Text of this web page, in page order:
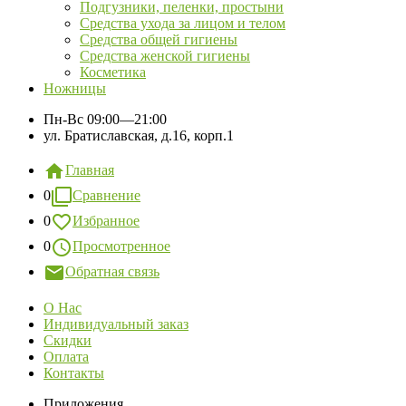
Подгузники, пеленки, простыни
Средства ухода за лицом и телом
Средства общей гигиены
Средства женской гигиены
Косметика
Ножницы
Пн-Вс 09:00—21:00
ул. Братиславская, д.16, корп.1
Главная
0
Сравнение
0
Избранное
0
Просмотренное
Обратная связь
О Нас
Индивидуальный заказ
Скидки
Оплата
Контакты